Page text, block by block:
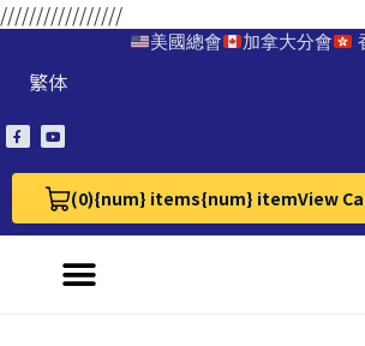
/////////////////
美國總會 加拿大分會
繁体
(0)
View Cart 0{num} items{num} itemView